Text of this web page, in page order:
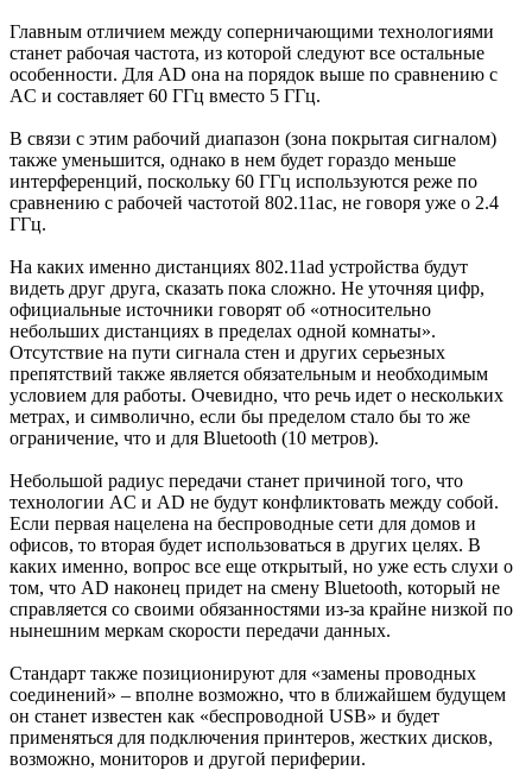
Главным отличием между соперничающими технологиями
станет рабочая частота, из которой следуют все остальные
особенности. Для AD она на порядок выше по сравнению с
AC и составляет 60 ГГц вместо 5 ГГц.
В связи с этим рабочий диапазон (зона покрытая сигналом)
также уменьшится, однако в нем будет гораздо меньше
интерференций, поскольку 60 ГГц используются реже по
сравнению с рабочей частотой 802.11ac, не говоря уже о 2.4
ГГц.
На каких именно дистанциях 802.11ad устройства будут
видеть друг друга, сказать пока сложно. Не уточняя цифр,
официальные источники говорят об «относительно
небольших дистанциях в пределах одной комнаты».
Отсутствие на пути сигнала стен и других серьезных
препятствий также является обязательным и необходимым
условием для работы. Очевидно, что речь идет о нескольких
метрах, и символично, если бы пределом стало бы то же
ограничение, что и для Bluetooth (10 метров).
Небольшой радиус передачи станет причиной того, что
технологии AC и AD не будут конфликтовать между собой.
Если первая нацелена на беспроводные сети для домов и
офисов, то вторая будет использоваться в других целях. В
каких именно, вопрос все еще открытый, но уже есть слухи о
том, что AD наконец придет на смену Bluetooth, который не
справляется со своими обязанностями из-за крайне низкой по
нынешним меркам скорости передачи данных.
Стандарт также позиционируют для «замены проводных
соединений» – вполне возможно, что в ближайшем будущем
он станет известен как «беспроводной USB» и будет
применяться для подключения принтеров, жестких дисков,
возможно, мониторов и другой периферии.